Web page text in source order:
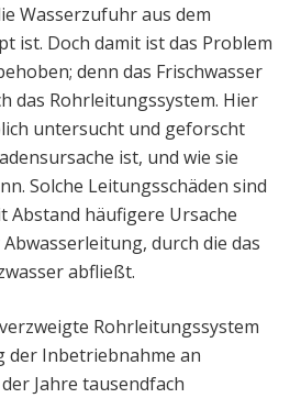
Wasserzufuhr aus dem
ist. Doch damit ist das Problem
denn das Frischwasser
das Rohrleitungssystem. Hier
untersucht und geforscht
ist, und wie sie
Solche Leitungsschäden sind
Abstand häufigere Ursache
durch die das
abfließt.
Rohrleitungssystem
der Inbetriebnahme an
Jahre tausendfach